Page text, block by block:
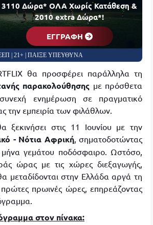
3110 Δώρα* ΟΛΑ Χωρίς Κατάθεση &
2010 extra Δώρα*!
EΓΓΡΑΦΗ
| 21+ | ΠΑΙΞΕ ΥΠΕΥΘΥΝΑ
θα προσφέρει παράλληλα τη
παρακολούθησης με πρόσθετα
ενημέρωση σε πραγματικό
την εμπειρία των φιλάθλων.
ξεκινήσει στις 11 Ιουνίου με την
- Νότια Αφρική, σηματοδοτώντας
γεμάτου ποδόσφαιρο. Ωστόσο,
ώρας με τις χώρες διεξαγωγής,
μεταδίδονται στην Ελλάδα αργά τη
πρωινές ώρες, επηρεάζοντας
στον πίνακα: